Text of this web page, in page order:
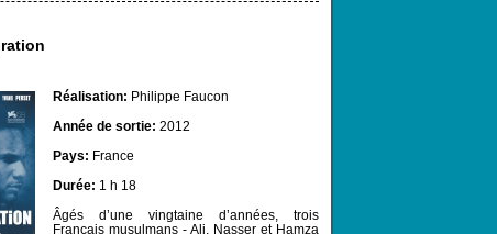
Réalisation: Philippe Faucon
Année de sortie: 2012
Pays: France
Durée: 1 h 18
Âgés d’une vingtaine d’années, trois
Français musulmans - Ali, Nasser et Hamza